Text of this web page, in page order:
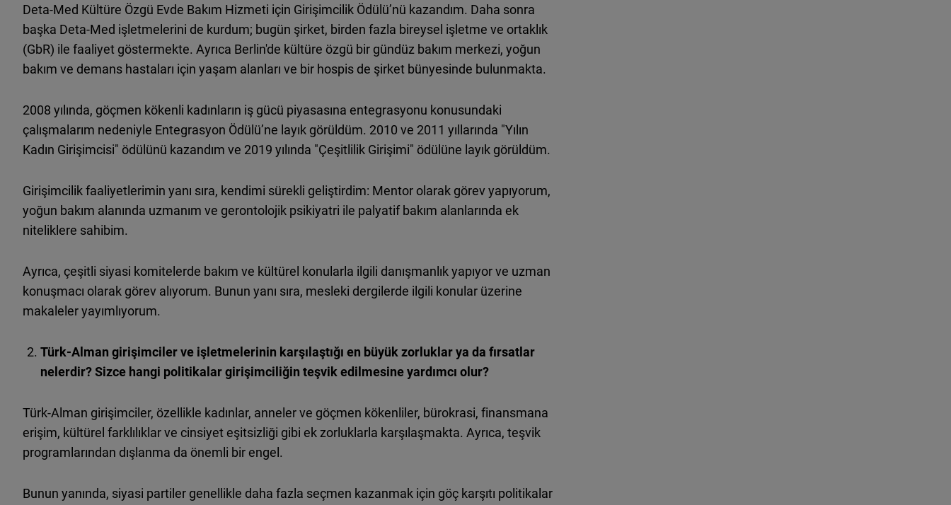
Deta-Med Kültüre Özgü Evde Bakım Hizmeti için Girişimcilik Ödülü’nü kazandım. Daha sonra
başka Deta-Med işletmelerini de kurdum; bugün şirket, birden fazla bireysel işletme ve ortaklık
(GbR) ile faaliyet göstermekte. Ayrıca Berlin'de kültüre özgü bir gündüz bakım merkezi, yoğun
bakım ve demans hastaları için yaşam alanları ve bir hospis de şirket bünyesinde bulunmakta.
2008 yılında, göçmen kökenli kadınların iş gücü piyasasına entegrasyonu konusundaki
çalışmalarım nedeniyle Entegrasyon Ödülü’ne layık görüldüm. 2010 ve 2011 yıllarında "Yılın
Kadın Girişimcisi" ödülünü kazandım ve 2019 yılında "Çeşitlilik Girişimi" ödülüne layık görüldüm.
Girişimcilik faaliyetlerimin yanı sıra, kendimi sürekli geliştirdim: Mentor olarak görev yapıyorum,
yoğun bakım alanında uzmanım ve gerontolojik psikiyatri ile palyatif bakım alanlarında ek
niteliklere sahibim.
Ayrıca, çeşitli siyasi komitelerde bakım ve kültürel konularla ilgili danışmanlık yapıyor ve uzman
konuşmacı olarak görev alıyorum. Bunun yanı sıra, mesleki dergilerde ilgili konular üzerine
makaleler yayımlıyorum.
Türk-Alman girişimciler ve işletmelerinin karşılaştığı en büyük zorluklar ya da fırsatlar
nelerdir? Sizce hangi politikalar girişimciliğin teşvik edilmesine yardımcı olur?
Türk-Alman girişimciler, özellikle kadınlar, anneler ve göçmen kökenliler, bürokrasi, finansmana
erişim, kültürel farklılıklar ve cinsiyet eşitsizliği gibi ek zorluklarla karşılaşmakta. Ayrıca, teşvik
programlarından dışlanma da önemli bir engel.
Bunun yanında, siyasi partiler genellikle daha fazla seçmen kazanmak için göç karşıtı politikalar